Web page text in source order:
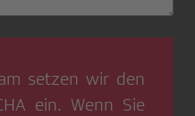
setzen wir den
ein. Wenn Sie